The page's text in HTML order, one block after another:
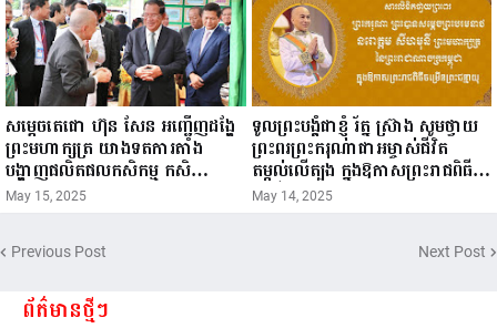
សម្តេចតេជោ ហ៊ុន សែន អញ្ជើញដង្ហែ
ព្រះមហាក្សត្រ យាងទតការតាំង
បង្ហាញផលិតផលកសិកម្ម កសិ
ឧស្សាហកម្ម និងសិប្បកម្ម ក្នុងព្រះរាជ
May 15, 2025
ទូលព្រះបង្គំជាខ្ញុំ រ័ត្ន ស្រ៊ាង សូមថ្វាយ
ព្រះពរព្រះករុណាជាអម្ចាស់ជីវិត
តម្កល់លើត្បូង ក្នុងឱកាសព្រះរាជពិធី
ចម្រើនព្រះជន្ម គម្រប់ខួប៧២ យាងចូល
May 14, 2025
Previous Post Next Post
ព័ត៌មានថ្មីៗ